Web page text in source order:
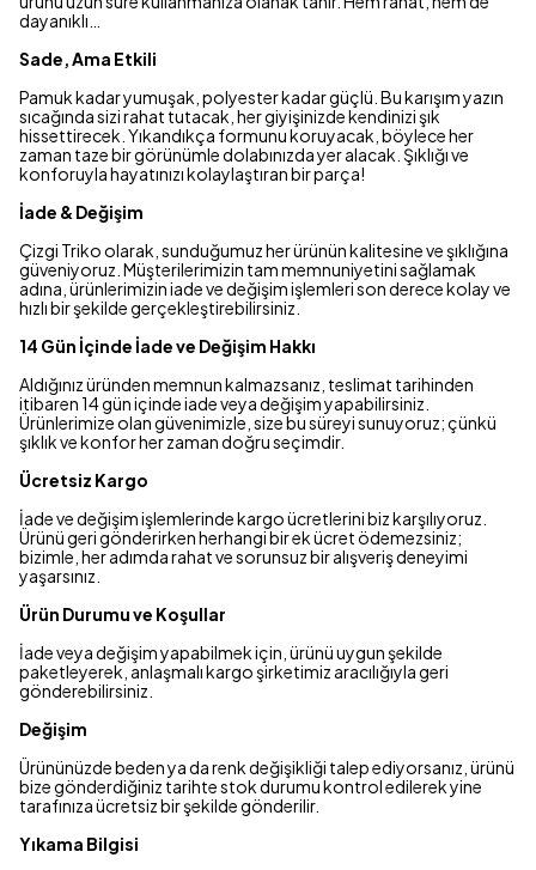
dayanıklı…
Sade, Ama Etkili
Pamuk kadar yumuşak, polyester kadar güçlü. Bu karışım yazın
sıcağında sizi rahat tutacak, her giyişinizde kendinizi şık
hissettirecek. Yıkandıkça formunu koruyacak, böylece her
zaman taze bir görünümle dolabınızda yer alacak. Şıklığı ve
konforuyla hayatınızı kolaylaştıran bir parça!
İade & Değişim
Çizgi Triko olarak, sunduğumuz her ürünün kalitesine ve şıklığına
güveniyoruz. Müşterilerimizin tam memnuniyetini sağlamak
adına, ürünlerimizin iade ve değişim işlemleri son derece kolay ve
hızlı bir şekilde gerçekleştirebilirsiniz.
14 Gün İçinde İade ve Değişim Hakkı
Aldığınız üründen memnun kalmazsanız, teslimat tarihinden
itibaren 14 gün içinde iade veya değişim yapabilirsiniz.
Ürünlerimize olan güvenimizle, size bu süreyi sunuyoruz; çünkü
şıklık ve konfor her zaman doğru seçimdir.
Ücretsiz Kargo
İade ve değişim işlemlerinde kargo ücretlerini biz karşılıyoruz.
Ürünü geri gönderirken herhangi bir ek ücret ödemezsiniz;
bizimle, her adımda rahat ve sorunsuz bir alışveriş deneyimi
yaşarsınız.
Ürün Durumu ve Koşullar
İade veya değişim yapabilmek için, ürünü uygun şekilde
paketleyerek, anlaşmalı kargo şirketimiz aracılığıyla geri
gönderebilirsiniz.
Değişim
Ürününüzde beden ya da renk değişikliği talep ediyorsanız, ürünü
bize gönderdiğiniz tarihte stok durumu kontrol edilerek yine
tarafınıza ücretsiz bir şekilde gönderilir.
Yıkama Bilgisi